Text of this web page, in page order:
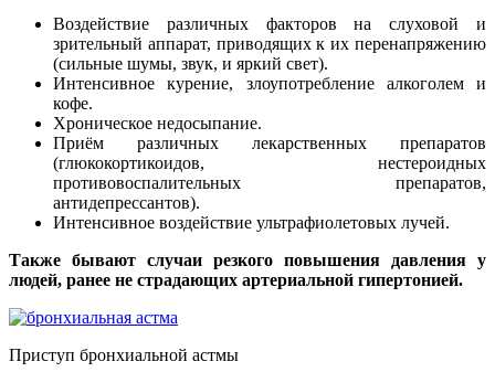
Воздействие различных факторов на слуховой и
зрительный аппарат, приводящих к их перенапряжению
(сильные шумы, звук, и яркий свет).
Интенсивное курение, злоупотребление алкоголем и
кофе.
Хроническое недосыпание.
Приём различных лекарственных препаратов
(глюкокортикоидов, нестероидных
противовоспалительных препаратов,
антидепрессантов).
Интенсивное воздействие ультрафиолетовых лучей.
Также бывают случаи резкого повышения давления у
людей, ранее не страдающих артериальной гипертонией.
Приступ бронхиальной астмы